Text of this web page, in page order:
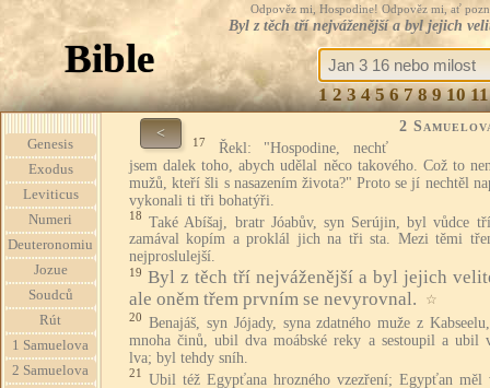
Odpověz mi, Hospodine! Odpověz mi, ať
Byl z těch tří nejváženější a byl jejich
Bible
1 2 3 4 5 6 7 8 9 10 11
Genesis
Exodus
Leviticus
Numeri
Deuteronomiu
Jozue
Soudců
Rút
1 Samuelova
2 Samuelova
< 2
17
Řekl: "Hospodine, nechť
jsem dalek toho, abych udělal něco takového. Což to
mužů, kteří šli s nasazením života?" Proto se jí nechtěl
vykonali ti tři bohatýři.
18 Také Abíšaj, bratr Jóabův, syn Serújin, byl vůdce
zamával kopím a proklál jich na tři sta. Mezi těmi
nejproslulejší.
19 Byl z těch tří nejváženější a byl jejich
ale oněm třem prvním se nevyrovnal.
☆
20 Benajáš, syn Jójady, syna zdatného muže z
mnoha činů, ubil dva moábské reky a sestoupil a ubil
lva; byl tehdy sníh.
21 Ubil též Egypťana hrozného vzezření; Egypťan měl